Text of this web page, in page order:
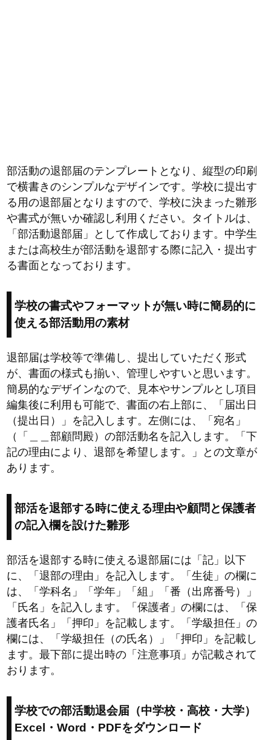
部活動の退部届のテンプレートとなり、縦型の印刷
で横書きのシンプルなデザインです。学校に提出す
る用の退部届となりますので、学校に決まった雛形
や書式が無いか確認し利用ください。タイトルは、
「部活動退部届」として作成しております。中学生
または高校生が部活動を退部する際に記入・提出す
る書面となっております。
学校の書式やフォーマットが無い時に簡易的に
使える部活動用の素材
退部届は学校等で準備し、提出していただく形式
が、書面の様式も揃い、管理しやすいと思います。
簡易的なデザインなので、見本やサンプルとし項目
編集後に利用も可能で、書面の右上部に、「届出日
（提出日）」を記入します。左側には、「宛名」
（「＿＿部顧問殿）の部活動名を記入します。「下
記の理由により、退部を希望します。」との文章が
あります。
部活を退部する時に使える理由や顧問と保護者
の記入欄を設けた雛形
部活を退部する時に使える退部届には「記」以下
に、「退部の理由」を記入します。「生徒」の欄に
は、「学科名」「学年」「組」「番（出席番号）」
「氏名」を記入します。「保護者」の欄には、「保
護者氏名」「押印」を記載します。「学級担任」の
欄には、「学級担任（の氏名）」「押印」を記載し
ます。最下部に提出時の「注意事項」が記載されて
おります。
学校での部活動退会届（中学校・高校・大学）
Excel・Word・PDFをダウンロード